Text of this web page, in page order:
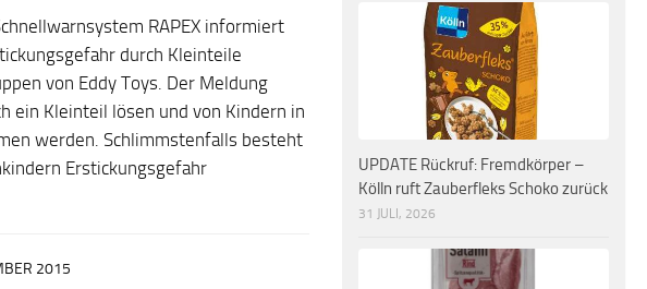
RAPEX informiert
durch Kleinteile
von Eddy Toys. Der Meldung
ein Kleinteil lösen und von Kindern in
werden. Schlimmstenfalls besteht
Erstickungsgefahr
2015
UPDATE Rückruf: Fremdkörper –
Kölln ruft Zauberfleks Schoko zurück
31 JULI, 2026